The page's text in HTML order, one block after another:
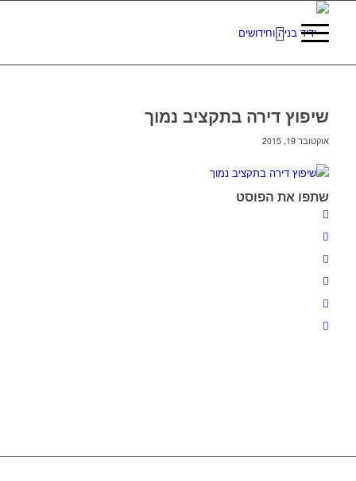
שיפוץ דירה בתקציב נמוך
אוקטובר 19, 2015
שתפו את הפוסט